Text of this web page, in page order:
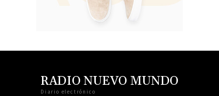
RADIO NUEVO MUNDO
Diario electrónico